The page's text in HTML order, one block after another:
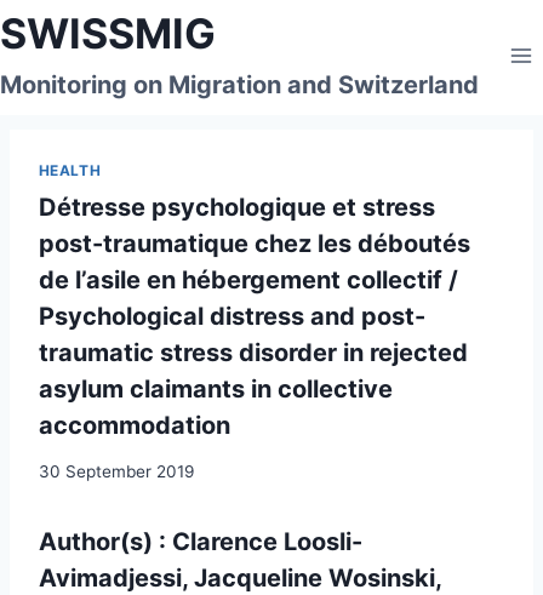
Skip
to
content
SWISSMIG
Monitoring on Migration and Switzerland
HEALTH
Détresse psychologique et stress
post-traumatique chez les déboutés
de l’asile en hébergement collectif /
Psychological distress and post-
traumatic stress disorder in rejected
asylum claimants in collective
accommodation
30 September 2019
Author(s) : Clarence Loosli-
Avimadjessi, Jacqueline Wosinski,